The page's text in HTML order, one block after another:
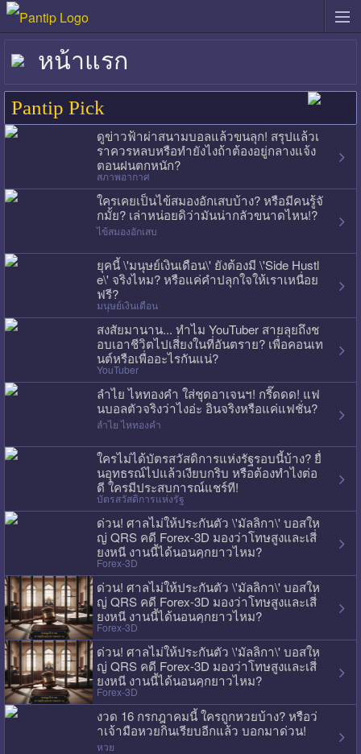
หน้าแรก
Pantip Pick
ดูข่าวฟ้าผ่าสนามบอลแล้วขนลุก! สรุปแล้วเ
ราควรหลบหรือทำยังไงถ้าต้องอยู่กลางแจ้ง
ตอนฝนตกหนัก?
สภาพอากาศ
ใครเคยเป็นไข้สมองอักเสบบ้าง? หรือมีคนรู้จั
กมั้ย? เล่าหน่อยดิว่ามันน่ากลัวขนาดไหน!?
ไข้สมองอักเสบ
ยุคนี้ \'มนุษย์เงินเดือน\' ยังต้องมี \'Side Hustl
e\' จริงไหม? หรือแค่คำปลุกใจให้เราเหนื่อย
ฟรี?
มนุษย์เงินเดือน
สงสัยมานาน... ทำไม YouTuber สายลุยถึงช
อบเอาชีวิตไปเสี่ยงในที่อันตราย? เพื่อคอนเท
นต์หรือเพื่ออะไรกันแน่?
YouTuber
ลำไย ไหทองคำ ใส่ชุดอาเจนฯ! กรี๊ดดด! แฟ
นบอลตัวจริงว่าไงอ่ะ อินจริงหรือแค่แฟชั่น?
ลำไย ไหทองคำ
ใครไม่ได้บัตรสวัสดิการแห่งรัฐรอบนี้บ้าง? ยื่
นอุทธรณ์ไปแล้วเงียบกริบ หรือต้องทำไงต่อ
ดี ใครมีประสบการณ์แชร์ที!
บัตรสวัสดิการแห่งรัฐ
ด่วน! ศาลไม่ให้ประกันตัว \'มัลลิกา\' บอสให
ญ่ QRS คดี Forex-3D มองว่าโทษสูงและเสี่
ยงหนี งานนี้ได้นอนคุกยาวไหม?
Forex-3D
ด่วน! ศาลไม่ให้ประกันตัว \'มัลลิกา\' บอสให
ญ่ QRS คดี Forex-3D มองว่าโทษสูงและเสี่
ยงหนี งานนี้ได้นอนคุกยาวไหม?
Forex-3D
ด่วน! ศาลไม่ให้ประกันตัว \'มัลลิกา\' บอสให
ญ่ QRS คดี Forex-3D มองว่าโทษสูงและเสี่
ยงหนี งานนี้ได้นอนคุกยาวไหม?
Forex-3D
งวด 16 กรกฎาคมนี้ ใครถูกหวยบ้าง? หรือว่
าเจ้ามือหวยกินเรียบอีกแล้ว บอกมาด่วน!
หวย